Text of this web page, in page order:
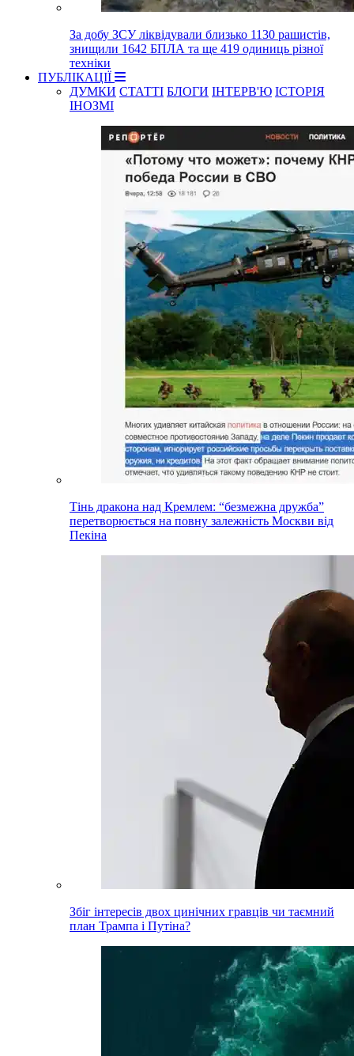
За добу ЗСУ ліквідували близько 1130 рашистів,
знищили 1642 БПЛА та ще 419 одиниць різної
техніки
ПУБЛІКАЦІЇ
ДУМКИ СТАТТІ БЛОГИ ІНТЕРВ'Ю ІСТОРІЯ
ІНОЗМІ
Тінь дракона над Кремлем: “безмежна дружба”
перетворюється на повну залежність Москви від
Пекіна
Збіг інтересів двох цинічних гравців чи таємний
план Трампа і Путіна?